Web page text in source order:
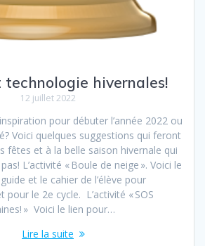
technologie hivernales!
12 juillet 2022
pour débuter l’année 2022 ou
Voici quelques suggestions qui feront
fêtes et à la belle saison hivernale qui
L’activité « Boule de neige ». Voici le
et le cahier de l’élève pour
pour le 2e cycle. L’activité « SOS
» Voici le lien pour…
Lire la suite